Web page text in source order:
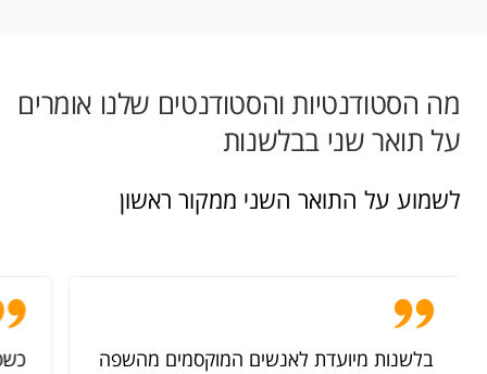
מה הסטודנטיות והסטודנטים שלנו אומרים
על תואר שני בבלשנות
לשמוע על התואר השני ממקור ראשון
בלשנות מיועדת לאנשים המוקסמים מהשפה